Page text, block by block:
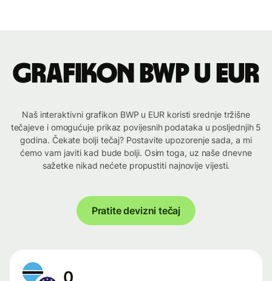
Grafikon BWP u EUR
Naš interaktivni grafikon BWP u EUR koristi srednje tržišne
tečajeve i omogućuje prikaz povijesnih podataka u posljednjih 5
godina. Čekate bolji tečaj? Postavite upozorenje sada, a mi
ćemo vam javiti kad bude bolji. Osim toga, uz naše dnevne
sažetke nikad nećete propustiti najnovije vijesti.
Pratite devizni tečaj
0